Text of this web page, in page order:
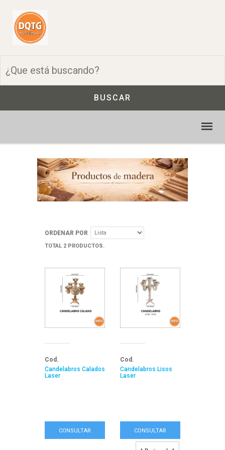
BUSCAR
ORDENAR POR
TOTAL 2 PRODUCTOS.
Cod.
Candelabros Calados
Laser
CONSULTAR
Cod.
Candelabros Lisos
Laser
CONSULTAR